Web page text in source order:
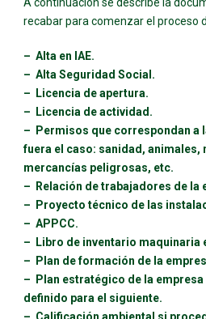
recabar para comenzar el proceso
– Alta en IAE.
– Alta Seguridad Social.
– Licencia de apertura.
– Licencia de actividad.
–
Permisos que correspondan a
fuera el caso: sanidad, animales,
mercancías peligrosas, etc.
–
Relación de trabajadores de la
– Proyecto técnico de las
– APPCC.
–
Libro de inventario maquinaria
– Plan de formación de la
– Plan estratégico de la empresa
definido para el siguiente.
– Calificación ambiental si